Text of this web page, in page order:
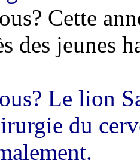
Cette
des jeunes
Le lion
du